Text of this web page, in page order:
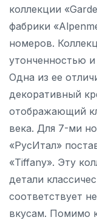
коллекции
фабрики
номеров.
утонченностью
Одна из ее
декоративный
отображающий
века. Для 7-ми
«РусИтал»
«Tiffany». Эту
детали
соответствует
вкусам. Помимо